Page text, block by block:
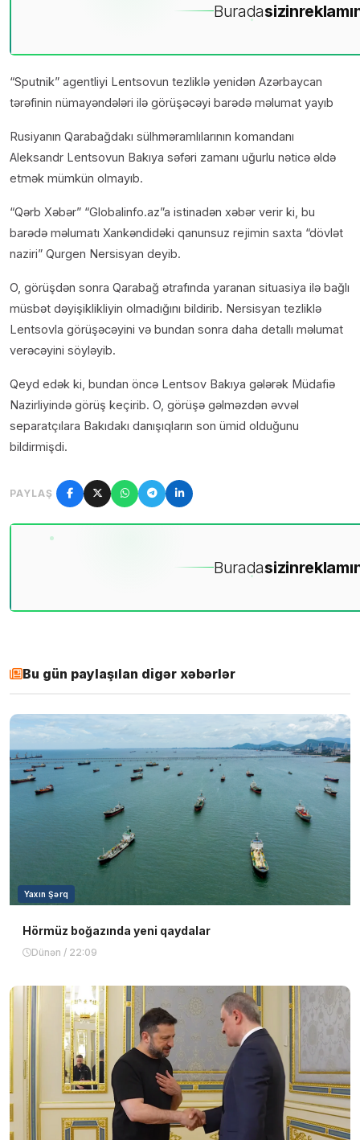
Buradasizin
“Sputnik” agentliyi Lentsovun tezliklə yenidən Azərbaycan
tərəfinin nümayəndələri ilə görüşəcəyi barədə məlumat yayıb
Rusiyanın Qarabağdakı sülhməramlılarının komandanı
Aleksandr Lentsovun Bakıya səfəri zamanı uğurlu nəticə əldə
etmək mümkün olmayıb.
“Qərb Xəbər” “Globalinfo.az”a istinadən xəbər verir ki, bu
barədə məlumatı Xankəndidəki qanunsuz rejimin saxta “dövlət
naziri” Qurgen Nersisyan deyib.
O, görüşdən sonra Qarabağ ətrafında yaranan situasiya ilə bağlı
müsbət dəyişiklikliyin olmadığını bildirib. Nersisyan tezliklə
Lentsovla görüşəcəyini və bundan sonra daha detallı məlumat
verəcəyini söyləyib.
Qeyd edək ki, bundan öncə Lentsov Bakıya gələrək Müdafiə
Nazirliyində görüş keçirib. O, görüşə gəlməzdən əvvəl
separatçılara Bakıdakı danışıqların son ümid olduğunu
bildirmişdi.
PAYLAŞ
Buradasizin
Bu gün paylaşılan digər xəbərlər
Yaxın Şərq
Hörmüz boğazında yeni qaydalar
Dünən / 22:09